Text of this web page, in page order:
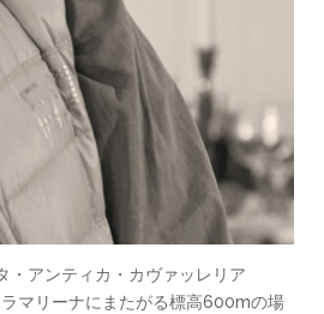
・アンティカ・カヴァッレリア
マリーナにまたがる標高600mの場